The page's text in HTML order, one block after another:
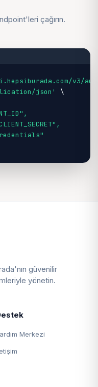
çağırın.
v3/
json'
güvenilir
yönetin.
Merkezi